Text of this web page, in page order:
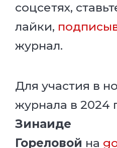
соцсетях,
лайки,
журнал.
Для участия в
журнала в 2024
Зинаиде
Гореловой на